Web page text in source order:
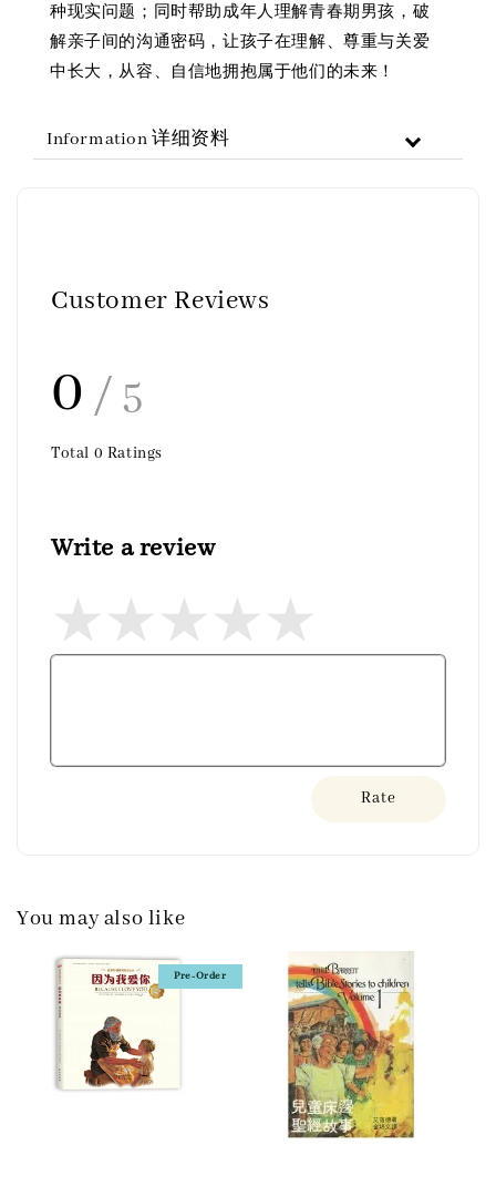
种现实问题；同时帮助成年人理解青春期男孩，破
解亲子间的沟通密码，让孩子在理解、尊重与关爱
中长大，从容、自信地拥抱属于他们的未来！
Information 详细资料
Customer Reviews
0 / 5
Total 0 Ratings
Write a review
Rate
You may also like
Pre-Order